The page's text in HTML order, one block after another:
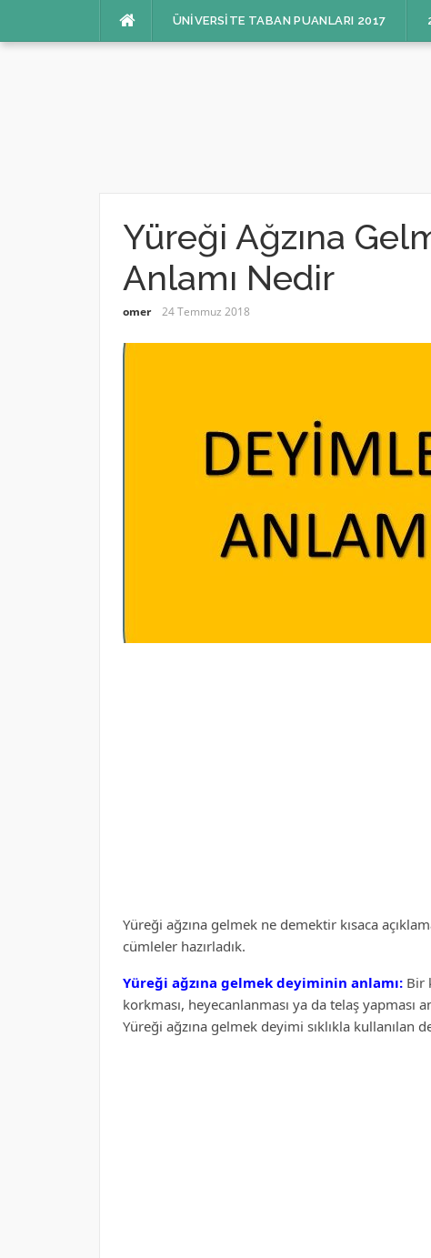
ÜNIVERSITE TABAN PUANLARI 2017
Yüreği Ağzına
Anlamı Nedir
omer 24 Temmuz 2018
Yüreği ağzına gelmek ne demektir kısaca
cümleler hazırladık.
Yüreği ağzına gelmek deyiminin anlamı: Bir
korkması, heyecanlanması ya da telaş yapması
Yüreği ağzına gelmek deyimi sıklıkla kullanılan